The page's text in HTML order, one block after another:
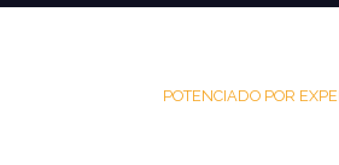
POTENCIADO POR